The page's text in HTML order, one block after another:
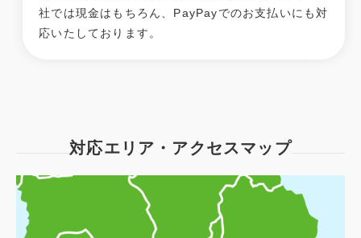
社では現金はもちろん、PayPayでのお支払いにも対
応いたしております。
対応エリア・アクセスマップ